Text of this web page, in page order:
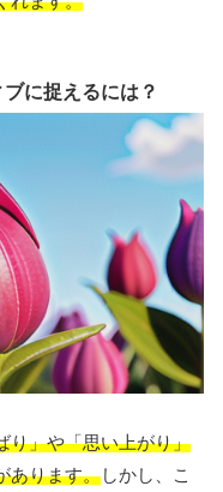
に捉えるには？
り」や「思い上がり」
あります。しかし、こ